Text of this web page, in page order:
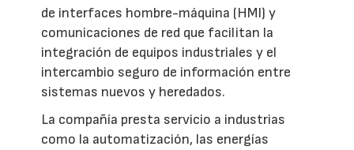
de interfaces hombre-máquina (HMI) y
comunicaciones de red que facilitan la
integración de equipos industriales y el
intercambio seguro de información entre
sistemas nuevos y heredados.
La compañía presta servicio a industrias
como la automatización, las energías